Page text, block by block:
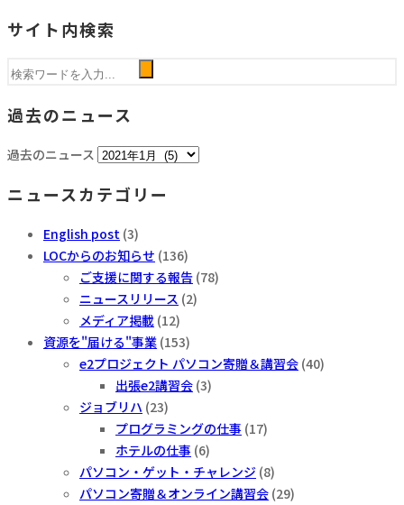
サイト内検索
過去のニュース
過去のニュース
ニュースカテゴリー
English post (3)
LOCからのお知らせ (136)
ご支援に関する報告 (78)
ニュースリリース (2)
メディア掲載 (12)
資源を"届ける"事業 (153)
e2プロジェクト パソコン寄贈＆講習会 (40)
出張e2講習会 (3)
ジョブリハ (23)
プログラミングの仕事 (17)
ホテルの仕事 (6)
パソコン・ゲット・チャレンジ (8)
パソコン寄贈＆オンライン講習会 (29)